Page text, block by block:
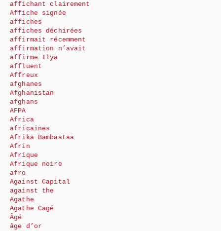
affichant clairement
Affiche signée
affiches
affiches déchirées
affirmait récemment
affirmation n’avait
affirme Ilya
affluent
Affreux
afghanes
Afghanistan
afghans
AFPA
Africa
africaines
Afrika Bambaataa
Afrin
Afrique
Afrique noire
afro
Against Capital
against the
Agathe
Agathe Cagé
Âgé
âge d’or